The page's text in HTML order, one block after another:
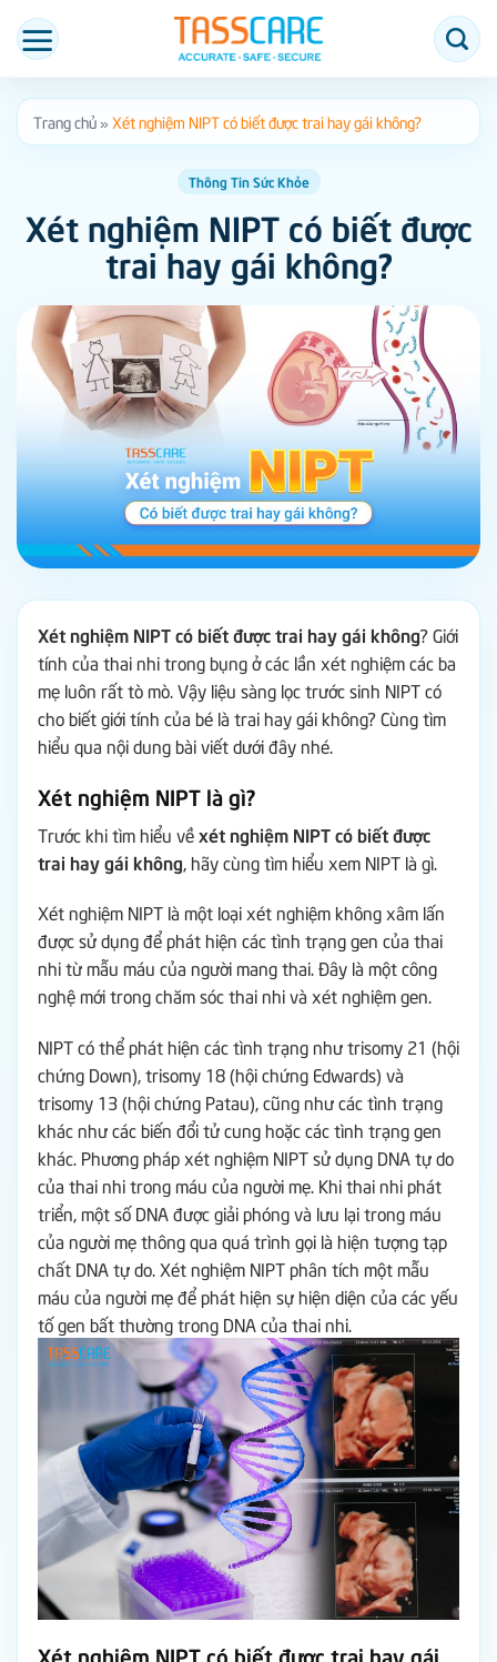
qua
dung
Trang chủ» Xét nghiệm NIPT có biết được trai hay gái không?
Thông Tin Sức Khỏe
Xét nghiệm NIPT có biết được
trai hay gái không?
Xét nghiệm NIPT có biết được trai hay gái không? Giới
tính của thai nhi trong bụng ở các lần xét nghiệm các ba
mẹ luôn rất tò mò. Vậy liệu sàng lọc trước sinh NIPT có
cho biết giới tính của bé là trai hay gái không? Cùng tìm
hiểu qua nội dung bài viết dưới đây nhé.
Xét nghiệm NIPT là gì?
Trước khi tìm hiểu vềxét nghiệm NIPT có biết được
trai hay gái không , hãy cùng tìm hiểu xem NIPT là gì.
Xét nghiệm NIPT là một loại xét nghiệm không xâm lấn
được sử dụng để phát hiện các tình trạng gen của thai
nhi từ mẫu máu của người mang thai. Đây là một công
nghệ mới trong chăm sóc thai nhi và xét nghiệm gen.
NIPT có thể phát hiện các tình trạng như trisomy 21 (hội
chứng Down), trisomy 18 (hội chứng Edwards) và
trisomy 13 (hội chứng Patau), cũng như các tình trạng
khác như các biến đổi tử cung hoặc các tình trạng gen
khác. Phương pháp xét nghiệm NIPT sử dụng DNA tự do
của thai nhi trong máu của người mẹ. Khi thai nhi phát
triển, một số DNA được giải phóng và lưu lại trong máu
của người mẹ thông qua quá trình gọi là hiện tượng tạp
chất DNA tự do. Xét nghiệm NIPT phân tích một mẫu
máu của người mẹ để phát hiện sự hiện diện của các yếu
tố gen bất thường trong DNA của thai nhi.
Xét nghiệm NIPT có biết được trai hay gái